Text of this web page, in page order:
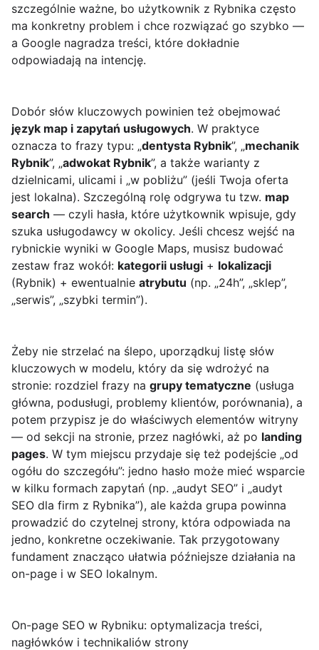
szczególnie ważne, bo użytkownik z Rybnika często
ma konkretny problem i chce rozwiązać go szybko —
a Google nagradza treści, które dokładnie
odpowiadają na intencję.
Dobór słów kluczowych powinien też obejmować
język map i zapytań usługowych. W praktyce
oznacza to frazy typu: „dentysta Rybnik”, „mechanik
Rybnik”, „adwokat Rybnik”, a także warianty z
dzielnicami, ulicami i „w pobliżu” (jeśli Twoja oferta
jest lokalna). Szczególną rolę odgrywa tu tzw. map
search — czyli hasła, które użytkownik wpisuje, gdy
szuka usługodawcy w okolicy. Jeśli chcesz wejść na
rybnickie wyniki w Google Maps, musisz budować
zestaw fraz wokół: kategorii usługi + lokalizacji
(Rybnik) + ewentualnie atrybutu (np. „24h”, „sklep”,
„serwis”, „szybki termin”).
Żeby nie strzelać na ślepo, uporządkuj listę słów
kluczowych w modelu, który da się wdrożyć na
stronie: rozdziel frazy na grupy tematyczne (usługa
główna, podusługi, problemy klientów, porównania), a
potem przypisz je do właściwych elementów witryny
— od sekcji na stronie, przez nagłówki, aż po landing
pages. W tym miejscu przydaje się też podejście „od
ogółu do szczegółu”: jedno hasło może mieć wsparcie
w kilku formach zapytań (np. „audyt SEO” i „audyt
SEO dla firm z Rybnika”), ale każda grupa powinna
prowadzić do czytelnej strony, która odpowiada na
jedno, konkretne oczekiwanie. Tak przygotowany
fundament znacząco ułatwia późniejsze działania na
on-page i w SEO lokalnym.
On-page SEO w Rybniku: optymalizacja treści,
nagłówków i technikaliów strony